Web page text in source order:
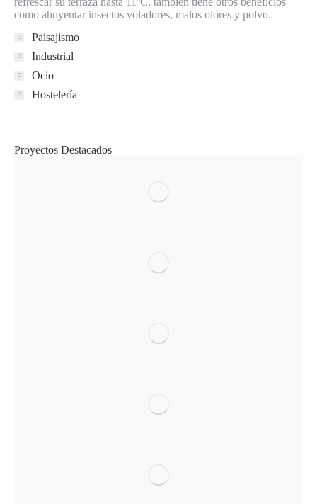
como ahuyentar insectos voladores, malos olores y polvo.
Paisajismo
Industrial
Ocio
Hostelería
Proyectos Destacados